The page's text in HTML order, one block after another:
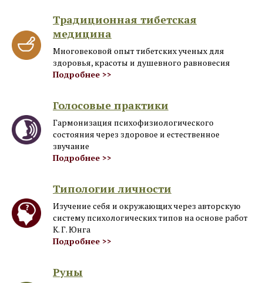
Традиционная тибетская
медицина
Многовековой опыт тибетских ученых для
здоровья, красоты и душевного равновесия
Подробнее >>
Голосовые практики
Гармонизация психофизиологического
состояния через здоровое и естественное
звучание
Подробнее >>
Типологии личности
Изучение себя и окружающих через авторскую
систему психологических типов на основе работ
К. Г. Юнга
Подробнее >>
Руны